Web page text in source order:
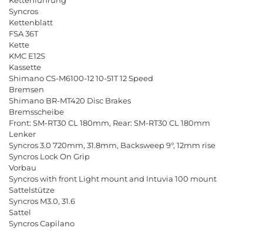
Syncros
Kettenblatt
FSA36T
Kette
KMC E12S
Kassette
ShimanoCS-M6100-12 10-51T12Speed
Bremsen
Shimano BR-MT420 Disc Brakes
Bremsscheibe
Front: SM-RT30 CL 180mm, Rear: SM-RT30 CL 180mm
Lenker
Syncros3.0 720mm, 31.8mm, Backsweep9°, 12mm rise
Syncros Lock On Grip
Vorbau
Syncroswith front Light mountand Intuvia 100 mount
Sattelstütze
Syncros M3.0, 31.6
Sattel
SyncrosCapilano